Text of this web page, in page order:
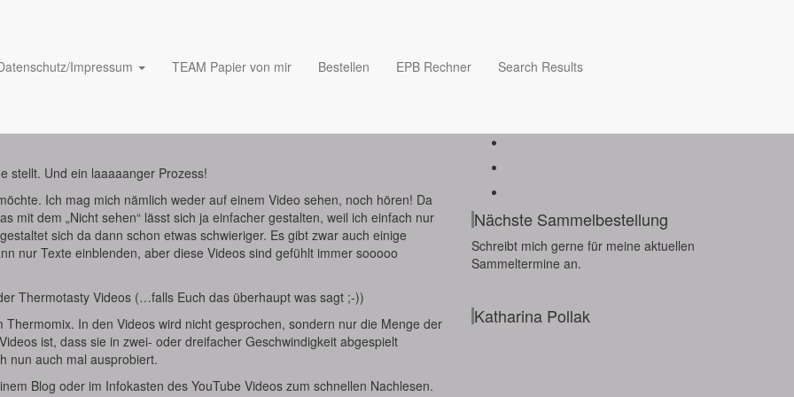
Impressum TEAM Papier von mir Bestellen EPB Rechner Search Results
stellt. Und ein laaaaanger Prozess!
Ich mag mich nämlich weder auf einem Video sehen, noch hören! Da
mit dem „Nicht sehen“ lässt sich ja einfacher gestalten, weil ich einfach nur
sich da dann schon etwas schwieriger. Es gibt zwar auch einige
nur Texte einblenden, aber diese Videos sind gefühlt immer sooooo
Thermotasty Videos (…falls Euch das überhaupt was sagt ;-))
In den Videos wird nicht gesprochen, sondern nur die Menge der
ist, dass sie in zwei- oder dreifacher Geschwindigkeit abgespielt
nun auch mal ausprobiert.
Blog oder im Infokasten des YouTube Videos zum schnellen Nachlesen.
Nächste Sammelbestellung
Schreibt mich gerne für meine aktuellen
Sammeltermine an.
Katharina Pollak